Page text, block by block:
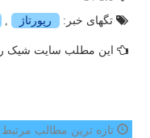
تگهای خبر:
رپورتاژ ,
این مطلب سایت شیک
تازه ترین مطالب مرتبط